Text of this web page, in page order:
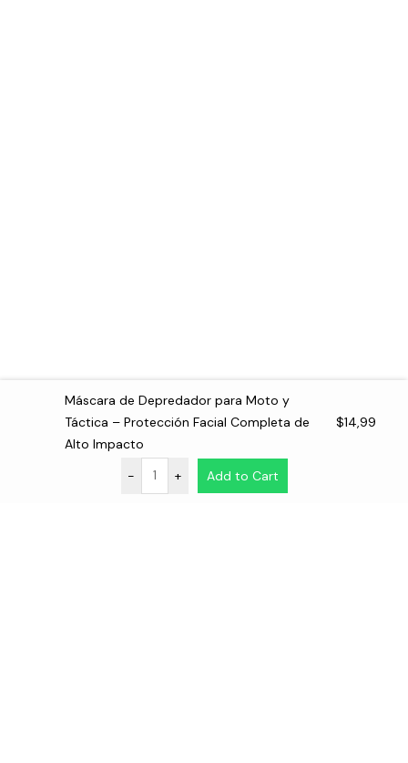
Máscara de Depredador para Moto y
Táctica – Protección Facial Completa de
Alto Impacto
$14,99
- + Add to Cart